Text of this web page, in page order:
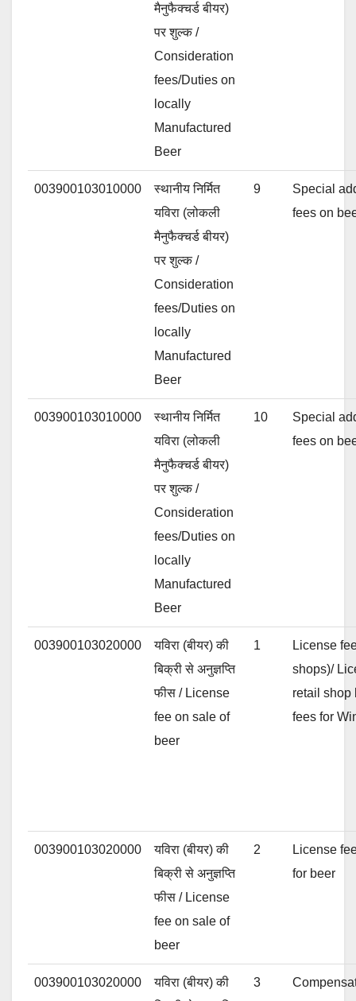
मैनुफैक्चर्ड बीयर)
पर शुल्क /
Consideration
fees/Duties on
locally
Manufactured
Beer
003900103010000
स्थानीय निर्मित
यविरा (लोकली
मैनुफैक्चर्ड बीयर)
पर शुल्क /
Consideration
fees/Duties on
locally
Manufactured
Beer
9
Special
fees on
003900103010000
स्थानीय निर्मित
यविरा (लोकली
मैनुफैक्चर्ड बीयर)
पर शुल्क /
Consideration
fees/Duties on
locally
Manufactured
Beer
10
Special
fees on
003900103020000
यविरा (बीयर) की
बिक्री से अनुज्ञप्ति
फीस / License
fee on sale of
beer
1
License
shops)/
retail shop
fees for
003900103020000
यविरा (बीयर) की
बिक्री से अनुज्ञप्ति
फीस / License
fee on sale of
beer
2
License
for beer
003900103020000
यविरा (बीयर) की
3